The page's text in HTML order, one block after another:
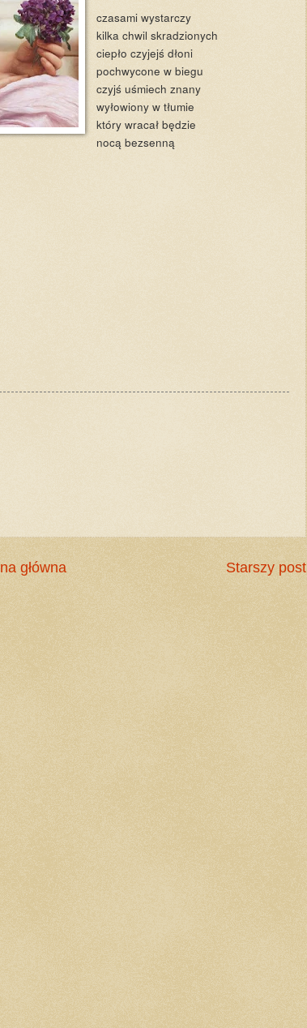
czasami wystarczy
kilka chwil skradzionych
ciepło czyjejś dłoni
pochwycone w biegu
czyjś uśmiech znany
wyłowiony w tłumie
który wracał będzie
nocą bezsenną
Starszy post
główna